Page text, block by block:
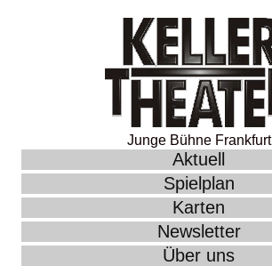
Junge Bühne Frankfurt
Aktuell
Spielplan
Karten
Newsletter
Über uns